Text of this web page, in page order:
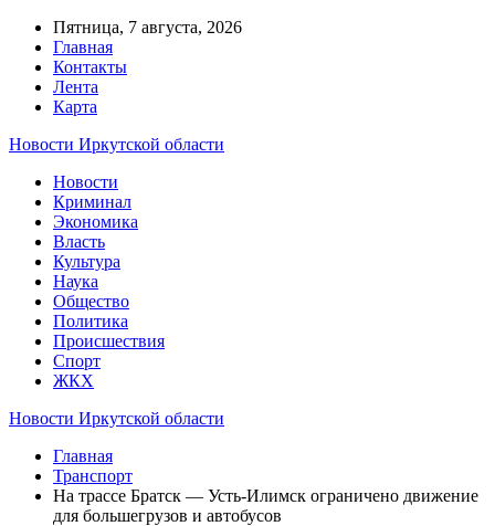
Пятница, 7 августа, 2026
Главная
Контакты
Лента
Карта
Новости Иркутской области
Новости
Криминал
Экономика
Власть
Культура
Наука
Общество
Политика
Происшествия
Спорт
ЖКХ
Новости Иркутской области
Главная
Транспорт
На трассе Братск — Усть-Илимск ограничено движение
для большегрузов и автобусов